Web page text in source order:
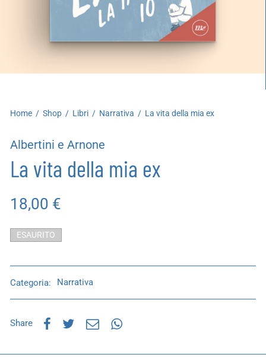
Home / Shop / Libri / Narrativa / La vita della mia ex
Albertini e Arnone
La vita della mia ex
18,00 €
ESAURITO
Categoria: Narrativa
Share